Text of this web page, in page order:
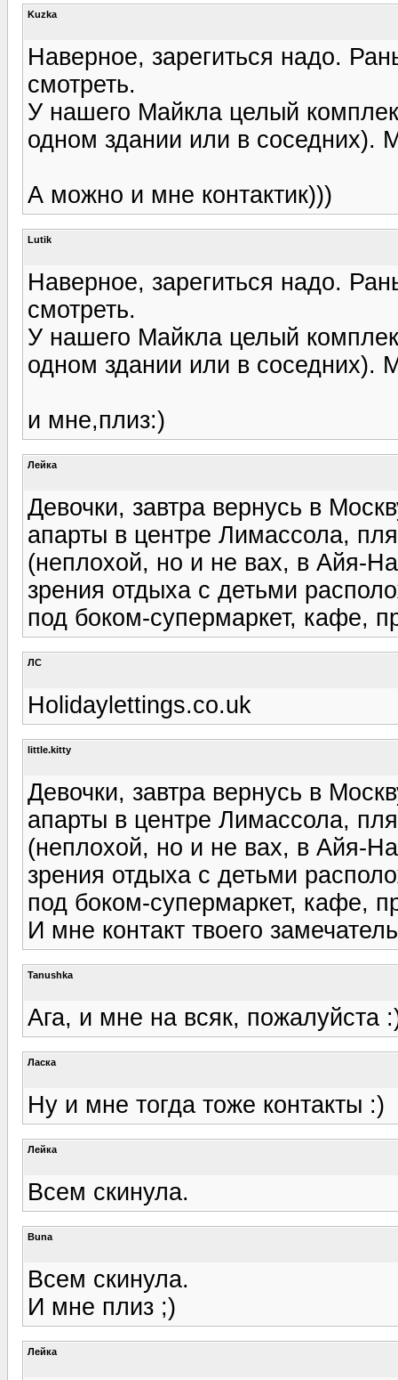
Kuzka
Наверное, зарегиться надо.
смотреть.
У нашего Майкла целый
одном здании или в соседних).
А можно и мне контактик)))
Lutik
Наверное, зарегиться надо.
смотреть.
У нашего Майкла целый
одном здании или в соседних).
и мне,плиз:)
Лейка
Девочки, завтра вернусь в
апарты в центре Лимассола,
(неплохой, но и не вах, в Айя-
зрения отдыха с детьми
под боком-супермаркет, кафе,
ЛС
Holidaylettings.co.uk
little.kitty
Девочки, завтра вернусь в
апарты в центре Лимассола,
(неплохой, но и не вах, в Айя-
зрения отдыха с детьми
под боком-супермаркет, кафе,
И мне контакт твоего
Tanushka
Ага, и мне на всяк, пожалуйста
Ласка
Ну и мне тогда тоже контакты :)
Лейка
Всем скинула.
Buna
Всем скинула.
И мне плиз ;)
Лейка